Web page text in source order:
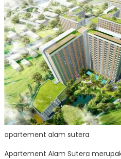
apartement alam sutera
Apartement Alam Sutera